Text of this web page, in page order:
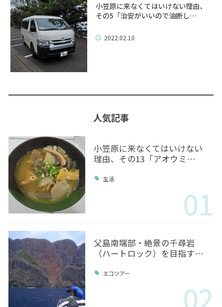
小笠原に来なくてはいけない理由、
その5「治安がいいので油断し…
2022.02.10
人気記事
小笠原に来なくてはいけない
理由、その13「アオウミ…
生活
01
父島南端部・絶景の千尋岩
（ハートロック）を目指す…
エコツアー
02